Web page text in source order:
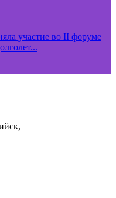
участие во II форуме